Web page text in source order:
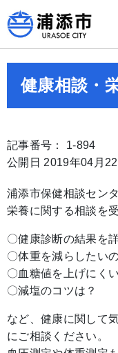
健康相談・
記事番号： 1-894
公開日 2019年04月22
浦添市保健相談セン
栄養に関する相談を
〇健康診断の結果を
〇体重を減らしたい
〇血糖値を上げにく
〇減塩のコツは？
など、健康に関して
にご相談ください。